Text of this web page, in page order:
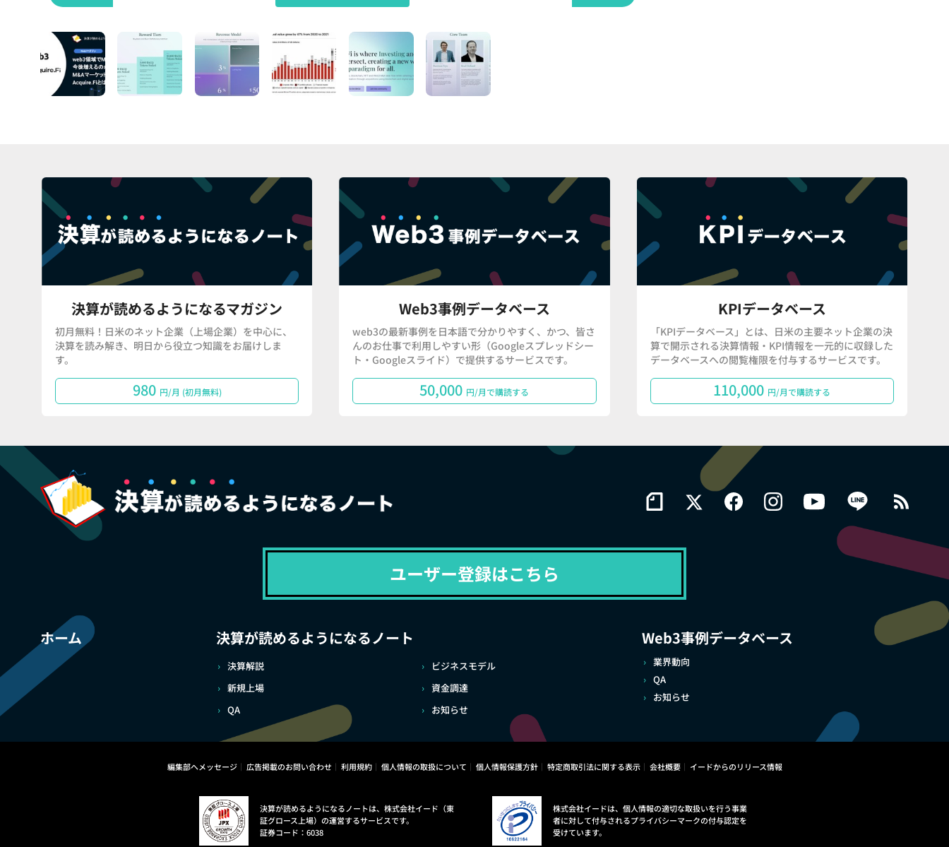
決算が読めるようになるマガジン
初月無料！日米のネット企業（上場企業）を中心に、
決算を読み解き、明日から役立つ知識をお届けしま
す。
980 円/月 (初月無料)
Web3事例データベース
web3の最新事例を日本語で分かりやすく、かつ、皆さ
んのお仕事で利用しやすい形（Googleスプレッドシー
ト・Googleスライド）で提供するサービスです。
50,000 円/月で購読する
KPIデータベース
「KPIデータベース」とは、日米の主要ネット企業の決
算で開示される決算情報・KPI情報を一元的に収録した
データベースへの閲覧権限を付与するサービスです。
110,000 円/月で購読する
ユーザー登録はこちら
ホーム 決算が読めるようになるノート
決算解説
ビジネスモデル
新規上場
資金調達
QA
お知らせ
Web3事例データベース
業界動向
QA
お知らせ
編集部へメッセージ 広告掲載のお問い合わせ 利用規約 個人情報の取扱について 個人情報保護方針 特定商取引法に関する表示 会社概要 イードからのリリース情報
決算が読めるようになるノートは、株式会社イード（東
証グロース上場）の運営するサービスです。
証券コード：6038
株式会社イードは、個人情報の適切な取扱いを行う事業
者に対して付与されるプライバシーマークの付与認定を
受けています。